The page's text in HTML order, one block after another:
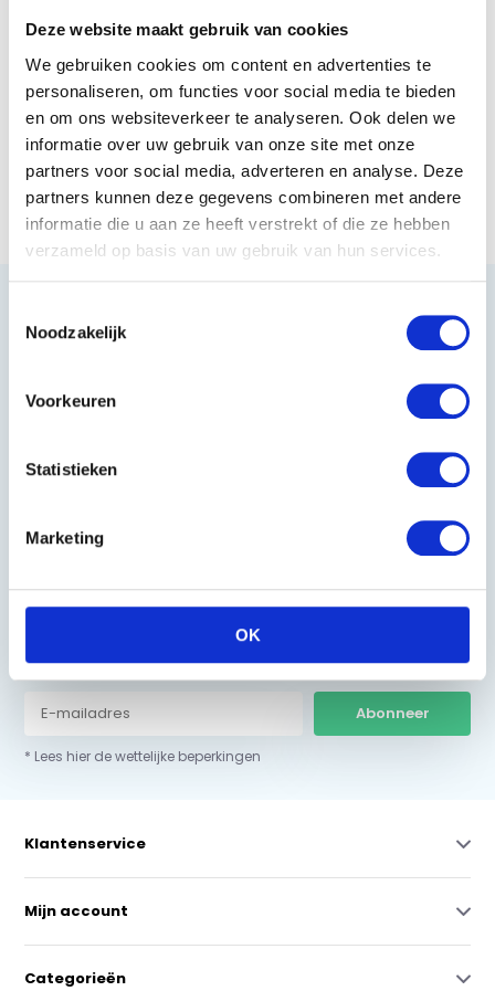
Deze website maakt gebruik van cookies
We gebruiken cookies om content en advertenties te
personaliseren, om functies voor social media te bieden
en om ons websiteverkeer te analyseren. Ook delen we
informatie over uw gebruik van onze site met onze
partners voor social media, adverteren en analyse. Deze
partners kunnen deze gegevens combineren met andere
informatie die u aan ze heeft verstrekt of die ze hebben
verzameld op basis van uw gebruik van hun services.
Noodzakelijk
Voorkeuren
Statistieken
Marketing
OK
Vergelijk
Op voorraad
€59,99
Schrijf u in en ontvang de beste kortingen.
Abonneer
* Lees hier de wettelijke beperkingen
Klantenservice
Mijn account
Categorieën